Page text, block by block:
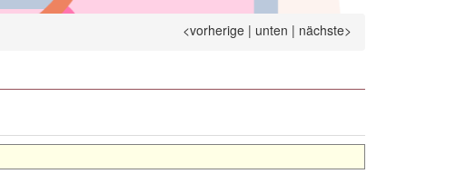
<vorherige | unten | nächste>